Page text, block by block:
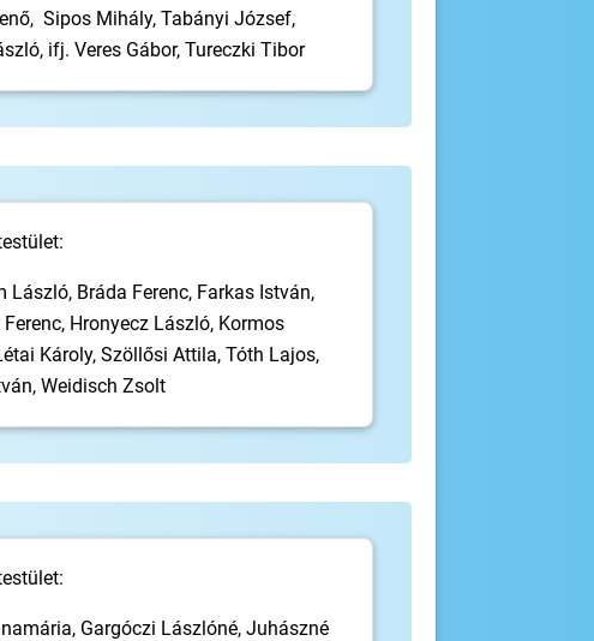
Sipos Mihály, Tabányi József,
ifj. Veres Gábor, Tureczki Tibor
László, Bráda Ferenc, Farkas István,
Hronyecz László, Kormos
Károly, Szöllősi Attila, Tóth Lajos,
Weidisch Zsolt
Gargóczi Lászlóné, Juhászné